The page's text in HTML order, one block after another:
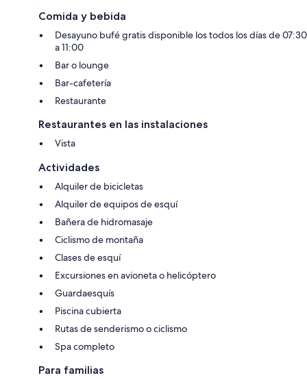
Comida y bebida
Desayuno bufé gratis disponible los todos los días de 07:30
a 11:00
Bar o lounge
Bar-cafetería
Restaurante
Restaurantes en las instalaciones
Vista
Actividades
Alquiler de bicicletas
Alquiler de equipos de esquí
Bañera de hidromasaje
Ciclismo de montaña
Clases de esquí
Excursiones en avioneta o helicóptero
Guardaesquís
Piscina cubierta
Rutas de senderismo o ciclismo
Spa completo
Para familias